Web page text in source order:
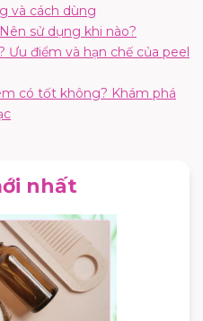
và cách dùng
sử dụng khi nào?
điểm và hạn chế của peel
có tốt không? Khám phá
nhất